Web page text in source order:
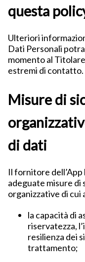
questa
Ulteriori
Dati Personali
momento al
estremi di contatto.
Misure di
di dati
Il fornitore
adeguate misure di
organizzative di cui
la capacità di
riservatezza,
resilienza dei
trattamento;